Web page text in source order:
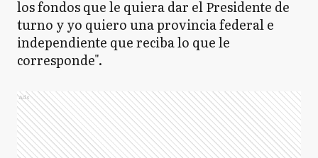
los fondos que le quiera dar el Presidente de
turno y yo quiero una provincia federal e
independiente que reciba lo que le
corresponde".
Ads